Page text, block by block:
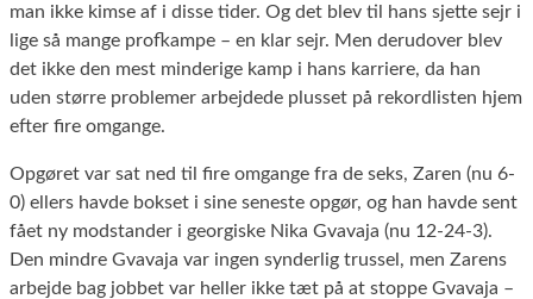
man ikke kimse af i disse tider. Og det blev til hans sjette sejr i
lige så mange profkampe – en klar sejr. Men derudover blev
det ikke den mest minderige kamp i hans karriere, da han
uden større problemer arbejdede plusset på rekordlisten hjem
efter fire omgange.
Opgøret var sat ned til fire omgange fra de seks, Zaren (nu 6-
0) ellers havde bokset i sine seneste opgør, og han havde sent
fået ny modstander i georgiske Nika Gvavaja (nu 12-24-3).
Den mindre Gvavaja var ingen synderlig trussel, men Zarens
arbejde bag jobbet var heller ikke tæt på at stoppe Gvavaja –